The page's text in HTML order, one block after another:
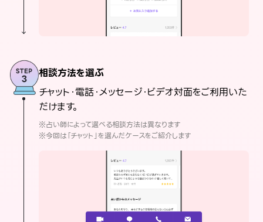
相談方法を選ぶ
チャット・電話・メッセージ・ビデオ対面をご利用いた
だけます。
※占い師によって選べる相談方法は異なります
※今回は「チャット」を選んだケースをご紹介します